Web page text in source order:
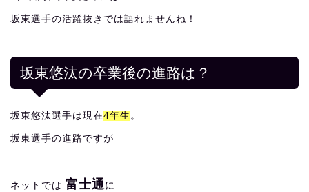
坂東選手の活躍抜きでは語れませんね！
坂東悠汰の卒業後の進路は？
坂東悠汰選手は現在4年生 。
坂東選手の進路ですが
ネットでは 富士通に